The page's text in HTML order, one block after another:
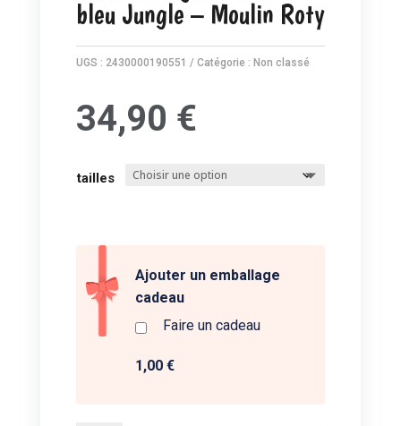
bleu Jungle – Moulin Roty
UGS : 2430000190551 Catégorie : Non classé
34,90 €
tailles
Ajouter un emballage
cadeau
Faire un cadeau
1,00 €